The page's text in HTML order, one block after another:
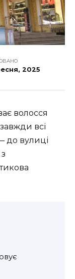
2025
волосся
всі
до вулиці